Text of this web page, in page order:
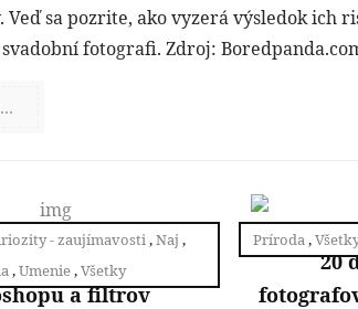
Veď sa pozrite, ako vyzerá výsledok ich
fotografi. Zdroj:
- zaujímavosti,Naj ,
,Umenie,Všetky
sveta bez použitia
a filtrov
Príroda,
20